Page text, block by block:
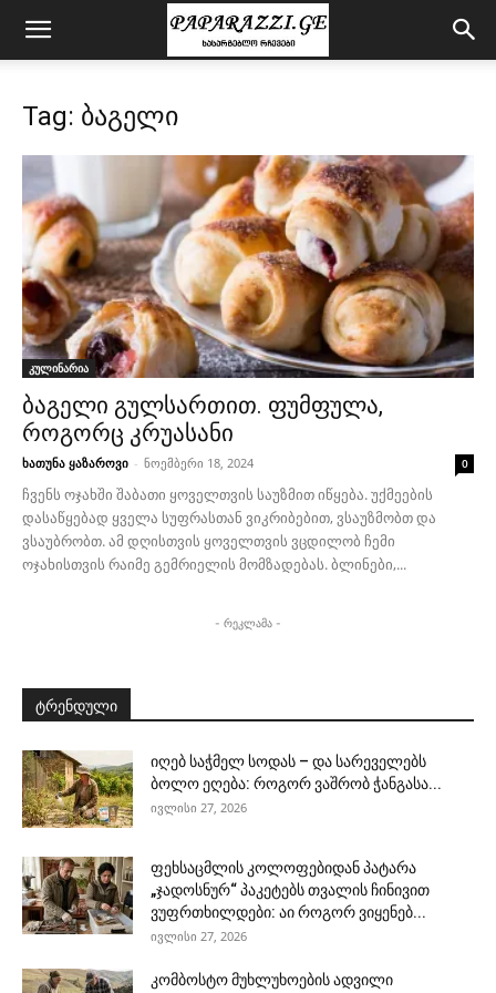
Tag: ბაგელი
კულინარია
ბაგელი გულსართით. ფუმფულა,
როგორც კრუასანი
ხათუნა ყაზაროვი - ნოემბერი 18, 2024 0
ჩვენს ოჯახში შაბათი ყოველთვის საუზმით იწყება. უქმეების
დასაწყებად ყველა სუფრასთან ვიკრიბებით, ვსაუზმობთ და
ვსაუბრობთ. ამ დღისთვის ყოველთვის ვცდილობ ჩემი
ოჯახისთვის რაიმე გემრიელის მომზადებას. ბლინები,...
- რეკლამა -
ტრენდული
იღებ საჭმელ სოდას – და სარეველებს
ბოლო ეღება: როგორ ვაშრობ ჭანგასა...
ივლისი 27, 2026
ფეხსაცმლის კოლოფებიდან პატარა
„ჯადოსნურ“ პაკეტებს თვალის ჩინივით
ვუფრთხილდები: აი როგორ ვიყენებ...
ივლისი 27, 2026
კომბოსტო მუხლუხოების ადვილი